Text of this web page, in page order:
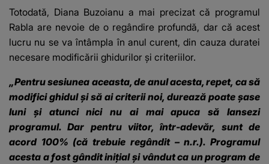
Totodată, Diana Buzoianu a mai precizat că programul
Rabla are nevoie de o regândire profundă, dar că acest
lucru nu se va întâmpla în anul curent, din cauza duratei
necesare modificării ghidurilor și criteriilor.
„Pentru sesiunea aceasta, de anul acesta, repet, ca să
modifici ghidul și să ai criterii noi, durează poate șase
luni și atunci nici nu ai mai apuca să lansezi
programul. Dar pentru viitor, într-adevăr, sunt de
acord 100% (că trebuie regândit – n.r.). Programul
acesta a fost gândit inițial și vândut ca un program de